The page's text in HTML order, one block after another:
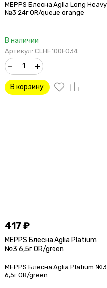
MEPPS Блесна Aglia Long Heavy
№3 24г OR/queue orange
В наличии
Артикул: CLHE100FO34
– +
В корзину
417 ₽
MEPPS Блесна Aglia Platium
№3 6,5г OR/green
MEPPS Блесна Aglia Platium №3
6,5г OR/green